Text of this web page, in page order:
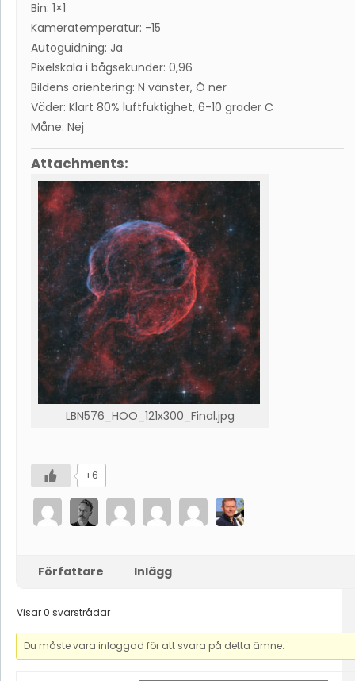
Bin: 1×1
Kameratemperatur: -15
Autoguidning: Ja
Pixelskala i bågsekunder: 0,96
Bildens orientering: N vänster, Ö ner
Väder: Klart 80% luftfuktighet, 6-10 grader C
Måne: Nej
Attachments:
LBN576_HOO_121x300_Final.jpg
+6
Författare Inlägg
Visar 0 svarstrådar
Du måste vara inloggad för att svara på detta ämne.